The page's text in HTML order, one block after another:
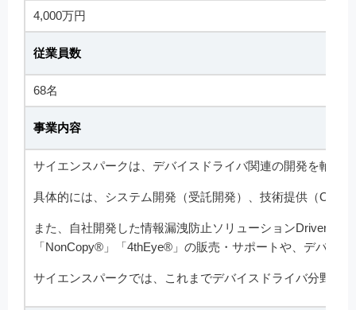
4,000万円
従業員数
68名
事業内容
サイエンスパークは、デバイスドライバ関連の開発を軸に
具体的には、システム開発（受託開発）、技術提供（
また、自社開発した情報漏洩防止ソリューション
「NonCopy®」「4thEye®」の販売・サポートや、デバイ
サイエンスパークでは、これまでデバイスドライバ分野で